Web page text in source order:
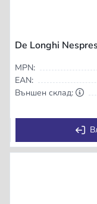
De Longhi
MPN:
EAN:
Външен склад: